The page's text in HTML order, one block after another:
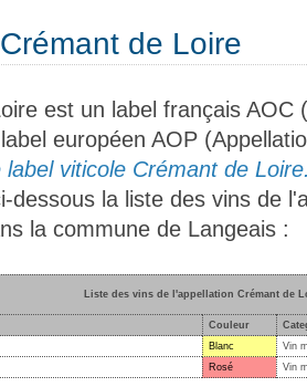
de Loire
est un label français AOC
européen AOP
viticole Crémant de
dessous la liste des vins de
la commune de Langeais :
Liste des vins de l'appellation Crémant de
Couleur
Blanc
Vin
Rosé Vin